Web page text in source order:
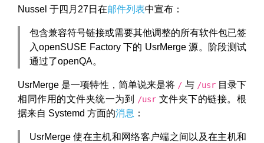
Nussel 于四月27日在邮件列表中宣布：
包含兼容符号链接或需要其他调整的所有软件包已签
入openSUSE Factory 下的 UsrMerge 源。阶段测试
通过了openQA。
UsrMerge 是一项特性，简单说来是将 / 与 /usr目录下
相同作用的文件夹统一为到 /usr 文件夹下的链接。根
据来自 Systemd 方面的消息 ：
UsrMerge 使在主机和网络客户端之间以及在主机和